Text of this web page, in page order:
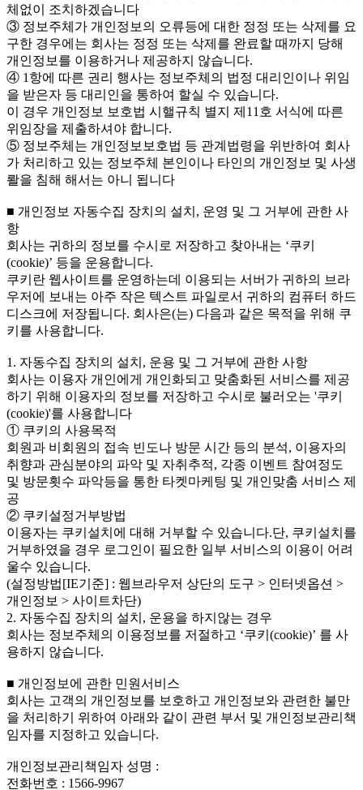
체없이 조치하겠습니다
③ 정보주체가 개인정보의 오류등에 대한 정정 또는 삭제를 요
구한 경우에는 회사는 정정 또는 삭제를 완료할 때까지 당해
개인정보를 이용하거나 제공하지 않습니다.
④ 1항에 따른 권리 행사는 정보주체의 법정 대리인이나 위임
을 받은자 등 대리인을 통하여 할실 수 있습니다.
이 경우 개인정보 보호법 시핼규칙 별지 제11호 서식에 따른
위임장을 제출하셔야 합니다.
⑤ 정보주체는 개인정보보호법 등 관계법령을 위반하여 회사
가 처리하고 있는 정보주체 본인이나 타인의 개인정보 및 사생
뢀을 침해 해서는 아니 됩니다
■ 개인정보 자동수집 장치의 설치, 운영 및 그 거부에 관한 사
항
회사는 귀하의 정보를 수시로 저장하고 찾아내는 ‘쿠키
(cookie)’ 등을 운용합니다.
쿠키란 웹사이트를 운영하는데 이용되는 서버가 귀하의 브라
우저에 보내는 아주 작은 텍스트 파일로서 귀하의 컴퓨터 하드
디스크에 저장됩니다. 회사은(는) 다음과 같은 목적을 위해 쿠
키를 사용합니다.
1. 자동수집 장치의 설치, 운용 및 그 거부에 관한 사항
회사는 이용자 개인에게 개인화되고 맞춤화된 서비스를 제공
하기 위해 이용자의 정보를 저장하고 수시로 불러오는 '쿠키
(cookie)'를 사용합니다
① 쿠키의 사용목적
회원과 비회원의 접속 빈도나 방문 시간 등의 분석, 이용자의
취향과 관심분야의 파악 및 자취추적, 각종 이벤트 참여정도
및 방문횟수 파악등을 통한 타켓마케팅 및 개인맞춤 서비스 제
공
② 쿠키설정거부방법
이용자는 쿠키설치에 대해 거부할 수 있습니다.단, 쿠키설치를
거부하였을 경우 로그인이 필요한 일부 서비스의 이용이 어려
울수 있습니다.
(설정방법[IE기준] : 웹브라우저 상단의 도구 > 인터넷옵션 >
개인정보 > 사이트차단)
2. 자동수집 장치의 설치, 운용을 하지않는 경우
회사는 정보주체의 이용정보를 저절하고 ‘쿠키(cookie)’ 를 사
용하지 않습니다.
■ 개인정보에 관한 민원서비스
회사는 고객의 개인정보를 보호하고 개인정보와 관련한 불만
을 처리하기 위하여 아래와 같이 관련 부서 및 개인정보관리책
임자를 지정하고 있습니다.
개인정보관리책임자 성명 :
전화번호 : 1566-9967